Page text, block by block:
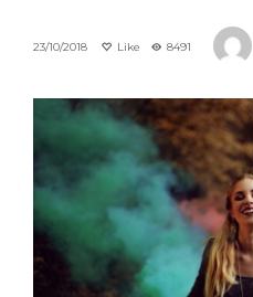
23/10/2018 Like 8491